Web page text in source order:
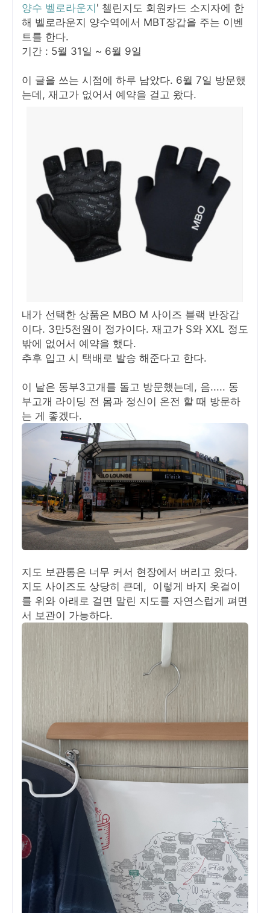
양수 벨로라운지' 첼린지도 회원카드 소지자에 한
해 벨로라운지 양수역에서 MBT장갑을 주는 이벤
트를 한다.
기간 : 5월 31일 ~ 6월 9일
이 글을 쓰는 시점에 하루 남았다. 6월 7일 방문했
는데, 재고가 없어서 예약을 걸고 왔다.
내가 선택한 상품은 MBO M 사이즈 블랙 반장갑
이다. 3만5천원이 정가이다. 재고가 S와 XXL 정도
밖에 없어서 예약을 했다.
추후 입고 시 택배로 발송 해준다고 한다.
이 날은 동부3고개를 돌고 방문했는데, 음..... 동
부고개 라이딩 전 몸과 정신이 온전 할 때 방문하
는 게 좋겠다.
지도 보관통은 너무 커서 현장에서 버리고 왔다.
지도 사이즈도 상당히 큰데, 이렇게 바지 옷걸이
를 위와 아래로 걸면 말린 지도를 자연스럽게 펴면
서 보관이 가능하다.